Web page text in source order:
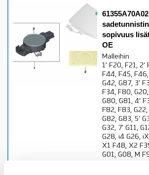
sopivuus
OE
Malleihin
1' F20, F21, 2'
F44, F45,
G42, G87, 3'
F34, F80, G20,
G80, G81, 4'
F82, F83, G22,
G82, G83, 5'
G32, 7' G11,
G28, i4 G26,
X1 F48, X2
G01, G08, M